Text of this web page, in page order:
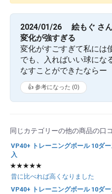
お買い物を続ける
2024/01/26 絵もぐ さ
変化が強すぎる
変化がすごすぎて私には
でも、入ればいい球にな
なすことができたならー
👍 参考になった (0)
同じカテゴリーの他の商品の口
VP40+ トレーニングボール 10ダー
入
★★★★★
昔に比べれば高くなりました
VP40+ トレーニングボール 10ダー